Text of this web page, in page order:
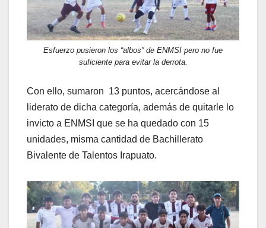
Esfuerzo pusieron los “albos” de ENMSI pero no fue
suficiente para evitar la derrota.
Con ello, sumaron 13 puntos, acercándose al
liderato de dicha categoría, además de quitarle lo
invicto a ENMSI que se ha quedado con 15
unidades, misma cantidad de Bachillerato
Bivalente de Talentos Irapuato.